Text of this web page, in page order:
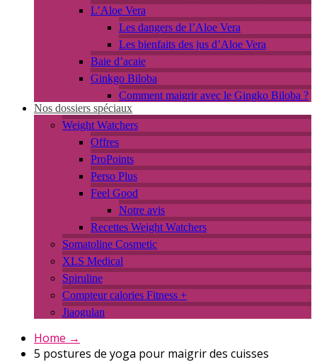
L’Aloe Vera
Les dangers de l’Aloe Vera
Les bienfaits des jus d’Aloe Vera
Baie d’acaie
Ginkgo Biloba
Comment maigrir avec le Gingko Biloba ?
Nos dossiers spéciaux
Weight Watchers
Offres
ProPoints
Perso Plus
Feel Good
Notre avis
Recettes Weight Watchers
Somatoline Cosmetic
XLS Medical
Spiruline
Compteur calories Fitness +
Jiaogulan
Home →
5 postures de yoga pour maigrir des cuisses